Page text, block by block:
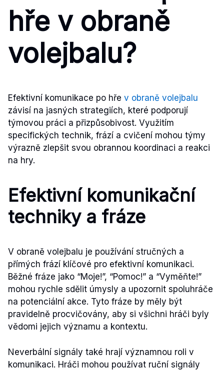
hře v obraně
volejbalu?
Efektivní komunikace po hře v obraně volejbalu
závisí na jasných strategiích, které podporují
týmovou práci a přizpůsobivost. Využitím
specifických technik, frází a cvičení mohou týmy
výrazně zlepšit svou obrannou koordinaci a reakci
na hry.
Efektivní komunikační
techniky a fráze
V obraně volejbalu je používání stručných a
přímých frází klíčové pro efektivní komunikaci.
Běžné fráze jako “Moje!”, “Pomoc!” a “Vyměňte!”
mohou rychle sdělit úmysly a upozornit spoluhráče
na potenciální akce. Tyto fráze by měly být
pravidelně procvičovány, aby si všichni hráči byly
vědomi jejich významu a kontextu.
Neverbální signály také hrají významnou roli v
komunikaci. Hráči mohou používat ruční signály